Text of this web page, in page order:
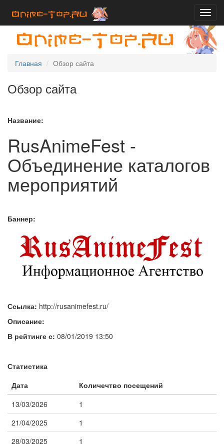
Главная Обзор сайта
Обзор сайта
Название:
RusAnimeFest -
Объединение каталогов
мероприятий
Баннер:
Ссылка: http://rusanimefest.ru/
Описание:
В рейтинге с: 08/01/2019 13:50
Статистика
Дата
Количечтво посещений
13/03/2026
1
21/04/2025
1
28/03/2025
1